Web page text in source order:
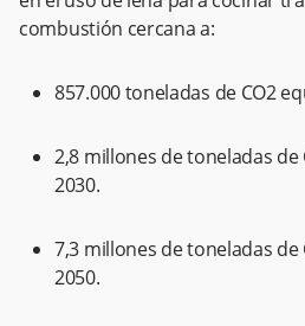
combustión cercana a:
857.000 toneladas de CO2
2,8 millones de toneladas de
2030.
7,3 millones de toneladas de
2050.